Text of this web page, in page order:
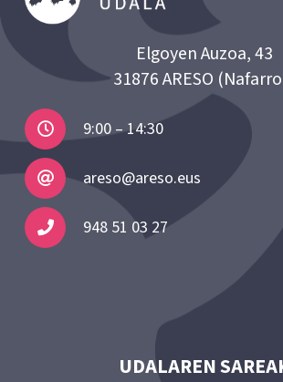
Elgoyen Auzoa, 43
31876 ARESO
9:00 – 14:30
areso@areso.eus
948 51 03 27
UDALAREN